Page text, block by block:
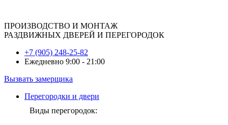
ПРОИЗВОДСТВО И МОНТАЖ
РАЗДВИЖНЫХ ДВЕРЕЙ И ПЕРЕГОРОДОК
+7 (905) 248-25-82
Ежедневно 9:00 - 21:00
Вызвать замерщика
Перегородки и двери
Виды перегородок: